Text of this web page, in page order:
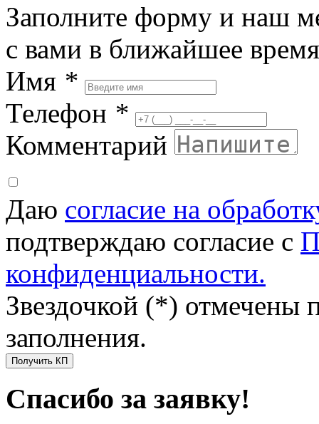
Заполните форму и наш
с вами в ближайшее время
Имя *
Телефон *
Комментарий
Даю согласие на
подтверждаю согласие с
конфиденциальности.
Звездочкой (*) отмечены
заполнения.
Получить КП
Спасибо за заявку!